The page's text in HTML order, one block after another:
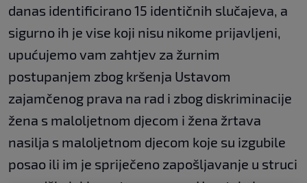
danas identificirano 15 identičnih slučajeva, a
sigurno ih je vise koji nisu nikome prijavljeni,
upućujemo vam zahtjev za žurnim
postupanjem zbog kršenja Ustavom
zajamčenog prava na rad i zbog diskriminacije
žena s maloljetnom djecom i žena žrtava
nasilja s maloljetnom djecom koje su izgubile
posao ili im je spriječeno zapošljavanje u struci